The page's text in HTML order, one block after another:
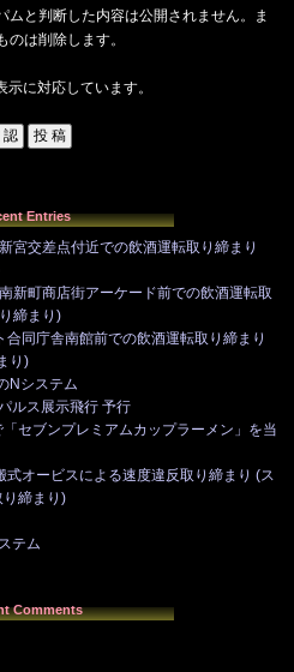
ムと判断した内容は公開されません。ま
は削除します。
に対応しています。
Entries
宮交差点付近での飲酒運転取り締まり
新町商店街アーケード前での飲酒運転取
締まり)
同庁舎南館前での飲酒運転取り締まり
り)
Nシステム
ルス展示飛行 予行
セブンプレミアムカップラーメン」を当
オービスによる速度違反取り締まり (ス
り締まり)
テム
Comments